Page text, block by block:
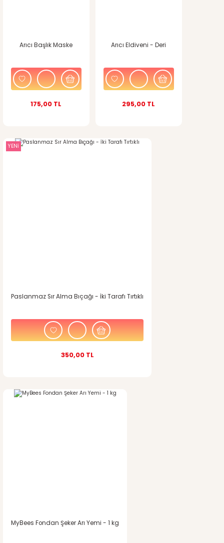
Bu ürüne benzer farklı alternatifler olmalı.
Gönder
Arıcı Başlık Maske
175,00 TL
Arıcı Eldiveni - Deri
295,00 TL
YENİ
Paslanmaz Sır Alma Bıçağı - İki Tarafı Tırtıklı
350,00 TL
MyBees Fondan Şeker Arı Yemi - 1 kg